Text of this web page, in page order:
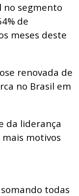
no segmento
de
meses deste
renovada de
no Brasil em
da liderança
motivos
todas